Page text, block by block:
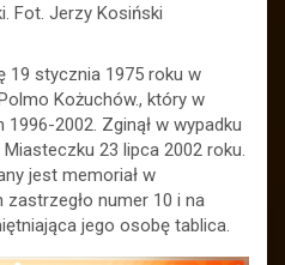
Fot. Jerzy Kosiński
19 stycznia 1975 roku w
Kożuchów., który w
1996-2002. Zginął w wypadku
23 lipca 2002 roku.
jest memoriał w
zastrzegło numer 10 i na
jego osobę tablica.